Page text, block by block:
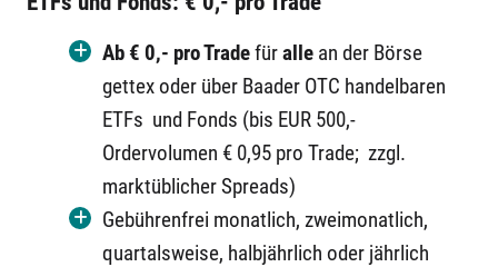
Ab € 0,- pro Tradefüralle an der Börse
gettex oder über Baader OTC handelbaren
ETFs und Fonds (bis EUR 500,-
Ordervolumen € 0,95 pro Trade; zzgl.
marktüblicher Spreads)
Gebührenfrei monatlich, zweimonatlich,
quartalsweise, halbjährlich oder jährlich